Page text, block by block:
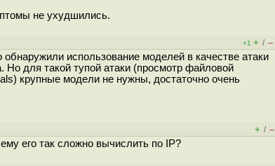
не ухудшились.
+1 + / –
использование моделей в качестве атаки
для такой тупой атаки (просмотр файловой
крупные модели не нужны, достаточно очень
+ / –
его так сложно вычислить по IP?